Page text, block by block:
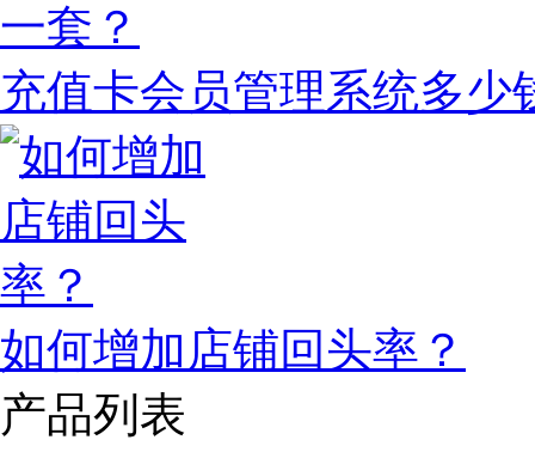
充值卡会员管理系统多少
如何增加店铺回头率？
产品列表